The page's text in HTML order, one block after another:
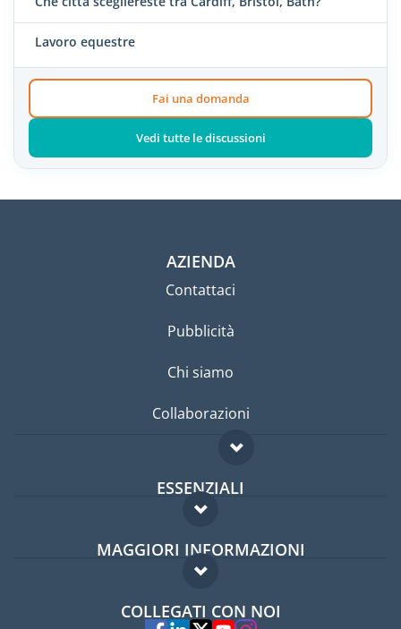
Lavoro equestre
Fai una domanda
Vedi tutte le discussioni
AZIENDA
Contattaci
Pubblicità
Chi siamo
Collaborazioni
ESSENZIALI
Forum per expat
Guida per expat
MAGGIORI INFORMAZIONI
Domande frequenti
Esperti
COLLEGATI CON NOI